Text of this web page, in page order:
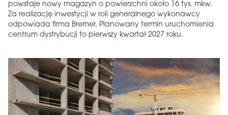
powstaje nowy magazyn o powierzchni około 16 tys. mkw.
Za realizację inwestycji w roli generalnego wykonawcy
odpowiada firma Bremer. Planowany termin uruchomienia
centrum dystrybucji to pierwszy kwartał 2027 roku.